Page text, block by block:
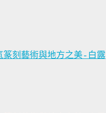
篆刻藝術與地方之美-白露